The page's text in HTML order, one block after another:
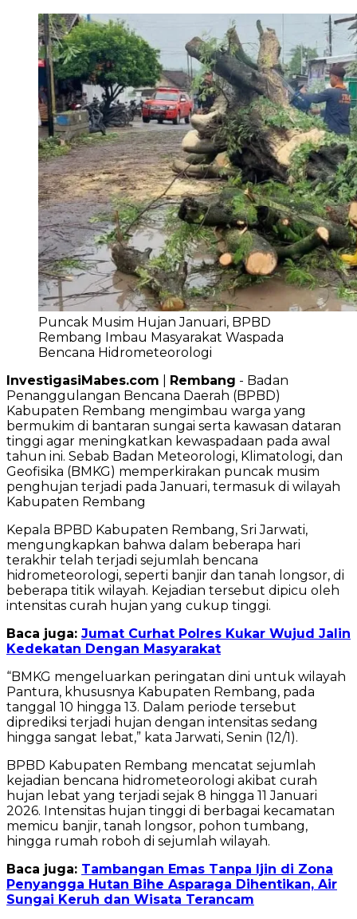
Puncak Musim Hujan Januari, BPBD
Rembang Imbau Masyarakat Waspada
Bencana Hidrometeorologi
InvestigasiMabes.com
Rembang - Badan
Penanggulangan Bencana Daerah (BPBD)
Kabupaten Rembang mengimbau warga yang
bermukim di bantaran sungai serta kawasan dataran
tinggi agar meningkatkan kewaspadaan pada awal
tahun ini. Sebab Badan Meteorologi, Klimatologi, dan
Geofisika (BMKG) memperkirakan puncak musim
penghujan terjadi pada Januari, termasuk di wilayah
Kabupaten Rembang
Kepala BPBD Kabupaten Rembang, Sri Jarwati,
mengungkapkan bahwa dalam beberapa hari
terakhir telah terjadi sejumlah bencana
hidrometeorologi, seperti banjir dan tanah longsor, di
beberapa titik wilayah. Kejadian tersebut dipicu oleh
intensitas curah hujan yang cukup tinggi.
Baca juga: Jumat Curhat Polres Kukar Wujud Jalin
Kedekatan Dengan Masyarakat
“BMKG mengeluarkan peringatan dini untuk wilayah
Pantura, khususnya Kabupaten Rembang, pada
tanggal 10 hingga 13. Dalam periode tersebut
diprediksi terjadi hujan dengan intensitas sedang
hingga sangat lebat,” kata Jarwati, Senin (12/1).
BPBD Kabupaten Rembang mencatat sejumlah
kejadian bencana hidrometeorologi akibat curah
hujan lebat yang terjadi sejak 8 hingga 11 Januari
2026. Intensitas hujan tinggi di berbagai kecamatan
memicu banjir, tanah longsor, pohon tumbang,
hingga rumah roboh di sejumlah wilayah.
Baca juga: Tambangan Emas Tanpa Ijin di Zona
Penyangga Hutan Bihe Asparaga Dihentikan, Air
Sungai Keruh dan Wisata Terancam